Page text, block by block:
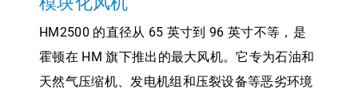
HM2500 的直径从 65 英寸到 96 英寸不等，是
霍顿在 HM 旗下推出的最大风机。它专为石油和
天然气压缩机、发电机组和压裂设备等恶劣环境